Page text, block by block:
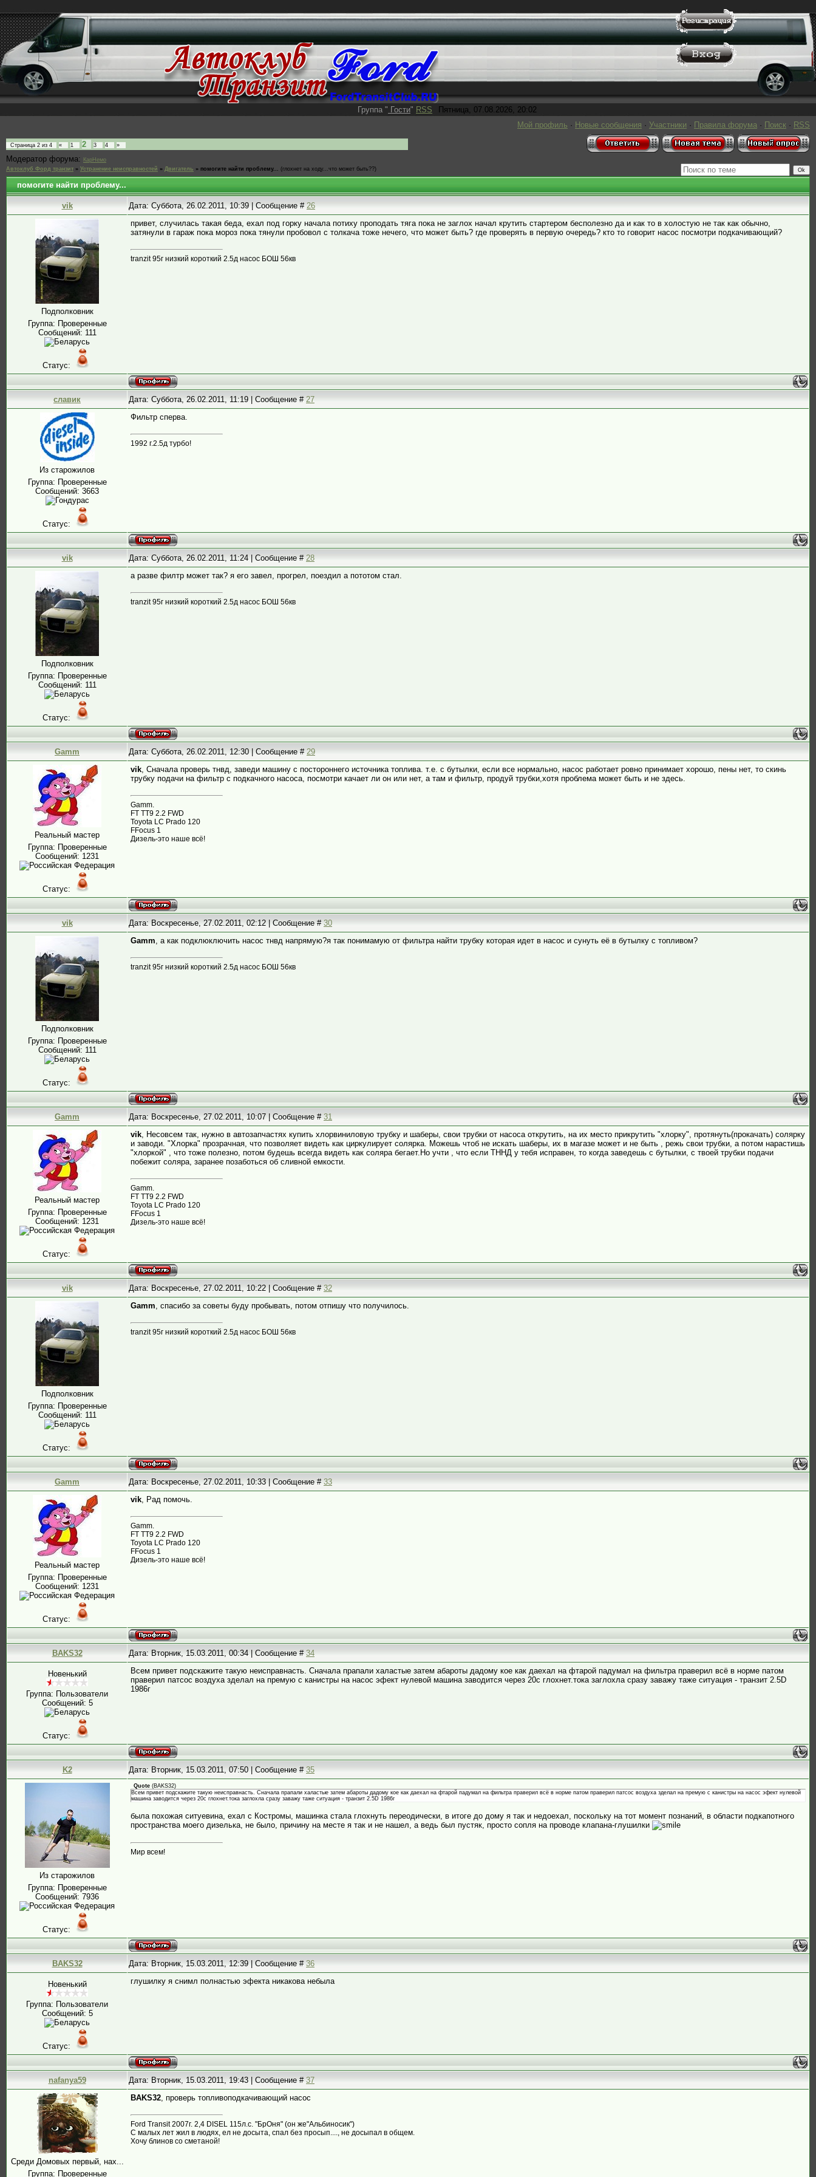
Группа " Гости" RSS
Пятница, 07.08.2026, 20:02
Мой профиль · Новые сообщения · Участники · Правила форума · Поиск · RSS
Страница 2 из 4 « 1 2 3 4 »
Модератор форума:
КарНемо
Автоклуб Форд транзит » Устранение неисправностей » Двигатель » помогите найти проблему... (глохнет на ходу...что может быть??)
помогите найти проблему...
vik Дата: Суббота, 26.02.2011, 10:39 | Сообщение #26
Подполковник
Группа: Проверенные
Сообщений: 111
Статус:
привет, случилась такая беда, ехал под горку начала потиху проподать тяга пока не заглох начал крутить стартером бесполезно да и как то в холостую не так как обычно,
затянули в гараж пока мороз пока тянули пробовол с толкача тоже нечего, что может быть? где проверять в первую очередь? кто то говорит насос посмотри подкачивающий?
tranzit 95г низкий короткий 2.5д насос БОШ 56кв
славик Дата: Суббота, 26.02.2011, 11:19 | Сообщение #27
Из старожилов
Группа: Проверенные
Сообщений: 3663
Статус:
Фильтр сперва.
1992 г.2.5д турбо!
vik Дата: Суббота, 26.02.2011, 11:24 | Сообщение #28
Подполковник
Группа: Проверенные
Сообщений: 111
Статус:
а разве филтр может так? я его завел, прогрел, поездил а пототом стал.
tranzit 95г низкий короткий 2.5д насос БОШ 56кв
Gamm Дата: Суббота, 26.02.2011, 12:30 | Сообщение #29
Реальный мастер
Группа: Проверенные
Сообщений: 1231
Статус:
vik, Сначала проверь тнвд, заведи машину с постороннего источника топлива. т.е. с бутылки, если все нормально, насос работает ровно принимает хорошо, пены нет, то скинь
трубку подачи на фильтр с подкачного насоса, посмотри качает ли он или нет, а там и фильтр, продуй трубки,хотя проблема может быть и не здесь.
Gamm.
FT TT9 2.2 FWD
Toyota LC Prado 120
FFocus 1
Дизель-это наше всё!
vik Дата: Воскресенье, 27.02.2011, 02:12 | Сообщение #30
Подполковник
Группа: Проверенные
Сообщений: 111
Статус:
Gamm, а как подклюключить насос тнвд напрямую?я так понимамую от фильтра найти трубку которая идет в насос и сунуть её в бутылку с топливом?
tranzit 95г низкий короткий 2.5д насос БОШ 56кв
Gamm Дата: Воскресенье, 27.02.2011, 10:07 | Сообщение #31
Реальный мастер
Группа: Проверенные
Сообщений: 1231
Статус:
vik, Несовсем так, нужно в автозапчастях купить хлорвиниловую трубку и шаберы, свои трубки от насоса открутить, на их место прикрутить "хлорку", протянуть(прокачать) солярку
и заводи. "Хлорка" прозрачная, что позволяет видеть как циркулирует солярка. Можешь чтоб не искать шаберы, их в магазе может и не быть , режь свои трубки, а потом нарастишь
"хлоркой" , что тоже полезно, потом будешь всегда видеть как соляра бегает.Но учти , что если ТННД у тебя исправен, то когда заведешь с бутылки, с твоей трубки подачи
побежит соляра, заранее позаботься об сливной емкости.
Gamm.
FT TT9 2.2 FWD
Toyota LC Prado 120
FFocus 1
Дизель-это наше всё!
vik Дата: Воскресенье, 27.02.2011, 10:22 | Сообщение #32
Подполковник
Группа: Проверенные
Сообщений: 111
Статус:
Gamm, спасибо за советы буду пробывать, потом отпишу что получилось.
tranzit 95г низкий короткий 2.5д насос БОШ 56кв
Gamm Дата: Воскресенье, 27.02.2011, 10:33 | Сообщение #33
Реальный мастер
Группа: Проверенные
Сообщений: 1231
Статус:
vik, Рад помочь.
Gamm.
FT TT9 2.2 FWD
Toyota LC Prado 120
FFocus 1
Дизель-это наше всё!
BAKS32 Дата: Вторник, 15.03.2011, 00:34 | Сообщение #34
Новенький
Группа: Пользователи
Сообщений: 5
Статус:
Всем привет подскажите такую неисправнасть. Сначала прапали халастые затем абароты дадому кое как даехал на фтарой падумал на фильтра праверил всё в норме патом
праверил патсос воздуха зделал на премую с канистры на насос эфект нулевой машина заводится через 20с глохнет.тока заглохла сразу заважу таже ситуация - транзит 2.5D
1986г
K2 Дата: Вторник, 15.03.2011, 07:50 | Сообщение #35
Из старожилов
Группа: Проверенные
Сообщений: 7936
Статус:
Quote (BAKS32)
Всем привет подскажите такую неисправнасть. Сначала прапали халастые затем абароты дадому кое как даехал на фтарой падумал на фильтра праверил всё в норме патом праверил патсос воздуха зделал на премую с канистры на насос эфект нулевой
машина заводится через 20с глохнет.тока заглохла сразу заважу таже ситуация - транзит 2.5D 1986г
была похожая ситуевина, ехал с Костромы, машинка стала глохнуть переодически, в итоге до дому я так и недоехал, поскольку на тот момент познаний, в области подкапотного
пространства моего дизелька, не было, причину на месте я так и не нашел, а ведь был пустяк, просто сопля на проводе клапана-глушилки
Мир всем!
BAKS32 Дата: Вторник, 15.03.2011, 12:39 | Сообщение #36
Новенький
Группа: Пользователи
Сообщений: 5
Статус:
глушилку я снимл полнастью эфекта никакова небыла
nafanya59 Дата: Вторник, 15.03.2011, 19:43 | Сообщение #37
Среди Домовых первый, нах...
Группа: Проверенные
BAKS32, проверь топливоподкачивающий насос
Ford Transit 2007г. 2,4 DISEL 115л.с. "БрОня" (он же"Альбиносик")
С малых лет жил в людях, ел не досыта, спал без просып...., не досыпал в общем.
Хочу блинов со сметаной!